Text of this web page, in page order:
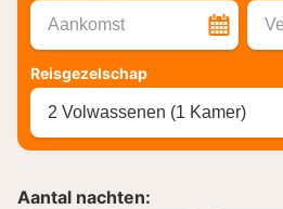
Aankomst
Reisgezelschap
2 Volwassenen (1 Kamer)
Aantal nachten: